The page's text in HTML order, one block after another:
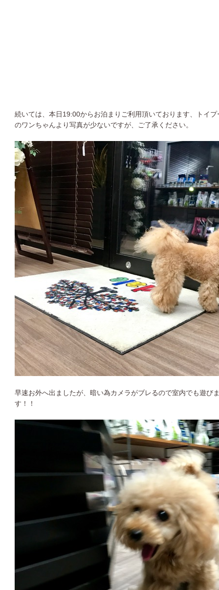
続いては、本日19:00からお泊まりご利用頂いております、トイ
のワンちゃんより写真が少ないですが、ご了承ください。
早速お外へ出ましたが、暗い為カメラがブレるので室内でも遊
す！！